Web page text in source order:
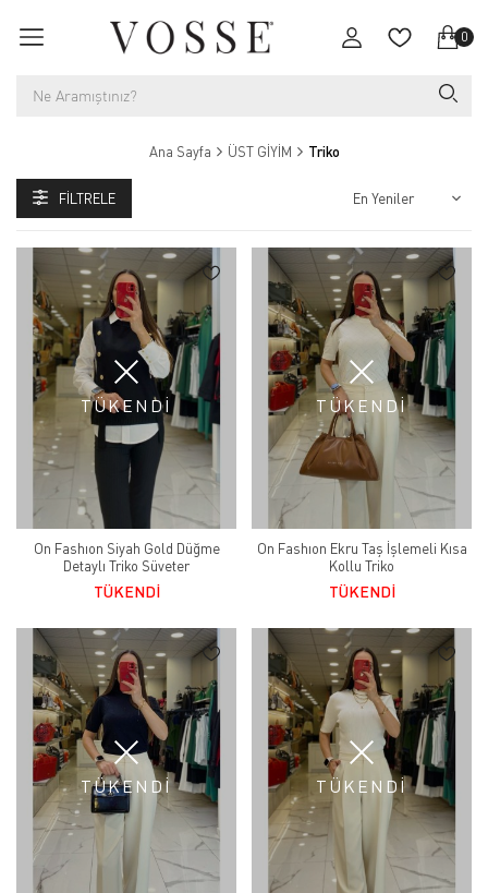
0
Ana Sayfa ÜST GİYİM Triko
FILTRELE
TÜKENDİ
On Fashıon Siyah Gold Düğme
Detaylı Triko Süveter
TÜKENDİ
TÜKENDİ
On Fashıon Ekru Taş İşlemeli Kısa
Kollu Triko
TÜKENDİ
TÜKENDİ TÜKENDİ